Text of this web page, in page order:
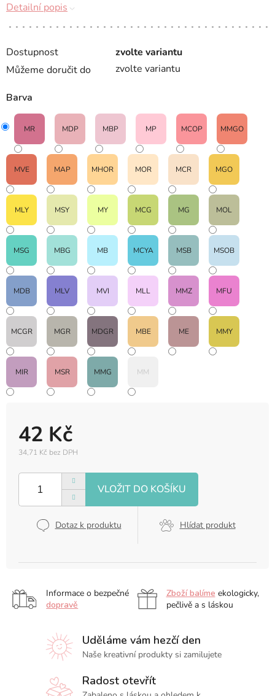
Dostupnost
zvolte variantu
Můžeme doručit do
zvolte variantu
42 Kč
34,71 Kč bez DPH
cena:
Dotaz k produktu Hlídat produkt
Barva
MR MDP MBP MP MCOP MMGO
MVE MAP MHOR MOR MCR MGO
MLY MSY MY MCG MG MOL
MSG MBG MB MCYA MSB MSOB
MDB MLV MVI MLL MMZ MFU
MCGR MGR MDGR MBE ME MMY
MIR MSR MMG MM
Detailní popis
Informace o bezpečné
dopravě
Zboží balíme ekologicky,
pečlivě a s láskou
Uděláme vám hezčí den
Naše kreativní produkty si zamilujete
Radost otevřít